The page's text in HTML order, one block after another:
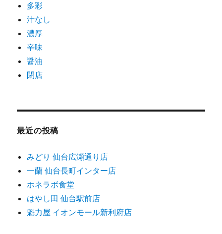
多彩
汁なし
濃厚
辛味
醤油
閉店
最近の投稿
みどり 仙台広瀬通り店
一蘭 仙台長町インター店
ホネラボ食堂
はやし田 仙台駅前店
魁力屋 イオンモール新利府店